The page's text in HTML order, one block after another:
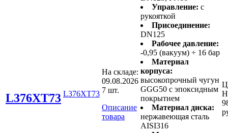
L376XT73 L376XT73
На складе:
09.08.2026
7 шт.
Описание
товара
Управление: с
рукояткой
Присоединение:
DN125
Рабочее давление:
-0,95 (вакуум) ÷ 16 бар
Материал
корпуса:
высокопрочный чугун
GGG50 с эпоксидным
покрытием
Материал диска:
нержавеющая сталь
AISI316